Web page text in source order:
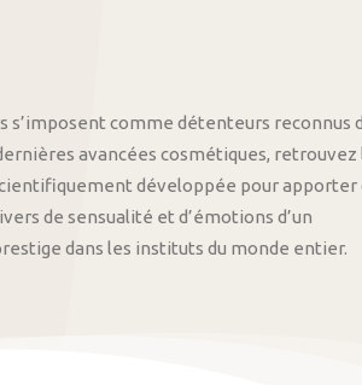
s’imposent comme détenteurs reconnus
avancées cosmétiques, retrouvez
développée pour apporter
de sensualité et d’émotions d’un
dans les instituts du monde entier.